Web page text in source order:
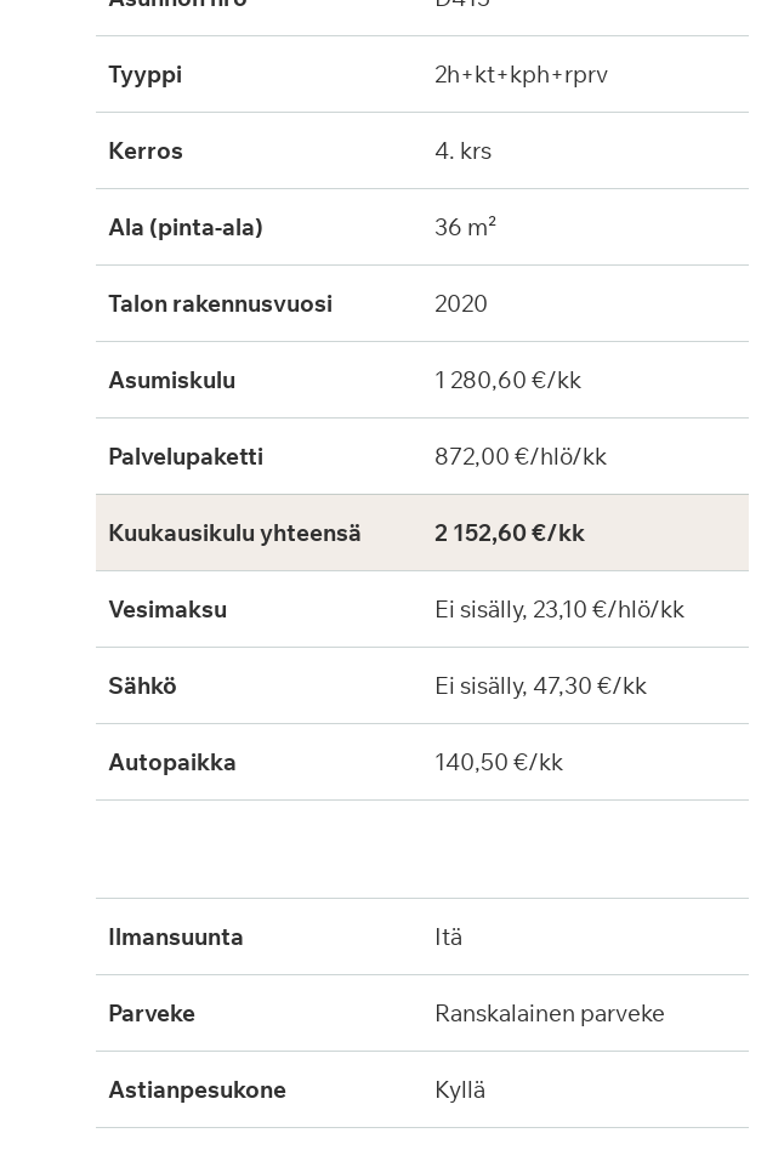
Tyyppi 2h+kt+kph+rprv
Kerros 4. krs
Ala (pinta-ala) 36 m²
Talon rakennusvuosi 2020
Asumiskulu 1 280,60 €/kk
Palvelupaketti 872,00 €/hlö/kk
Kuukausikulu yhteensä 2 152,60 €/kk
Vesimaksu Ei sisälly, 23,10 €/hlö/kk
Sähkö Ei sisälly, 47,30 €/kk
Autopaikka 140,50 €/kk
ilmansuunta itä
parveke ranskalainen parveke
astianpesukone kyllä